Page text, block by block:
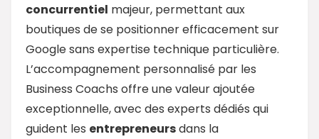
concurrentiel majeur, permettant aux
boutiques de se positionner efficacement sur
Google sans expertise technique particulière.
L’accompagnement personnalisé par les
Business Coachs offre une valeur ajoutée
exceptionnelle, avec des experts dédiés qui
guident les entrepreneursdans la